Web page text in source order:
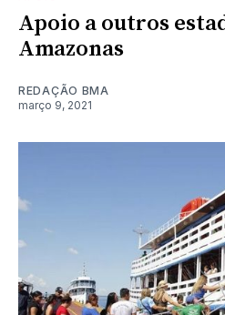
Apoio a outros
Amazonas
REDAÇÃO BMA
março 9, 2021